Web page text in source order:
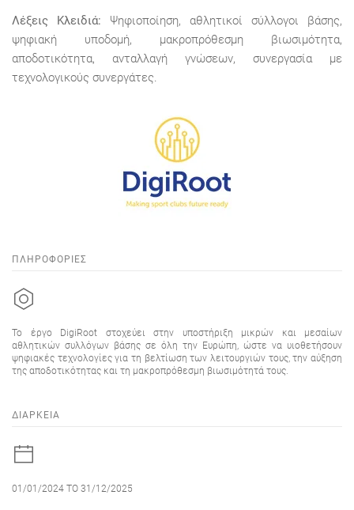
Λέξεις Κλειδιά: Ψηφιοποίηση, αθλητικοί σύλλογοι βάσης,
ψηφιακή υποδομή, μακροπρόθεσμη βιωσιμότητα,
αποδοτικότητα, ανταλλαγή γνώσεων, συνεργασία με
τεχνολογικούς συνεργάτες.
ΠΛΗΡΟΦΟΡΙΕΣ
Το έργο DigiRoot στοχεύει στην υποστήριξη μικρών και μεσαίων
αθλητικών συλλόγων βάσης σε όλη την Ευρώπη, ώστε να υιοθετήσουν
ψηφιακές τεχνολογίες για τη βελτίωση των λειτουργιών τους, την αύξηση
της αποδοτικότητας και τη μακροπρόθεσμη βιωσιμότητά τους.
ΔΙΑΡΚΕΙΑ
01/01/2024 TO 31/12/2025